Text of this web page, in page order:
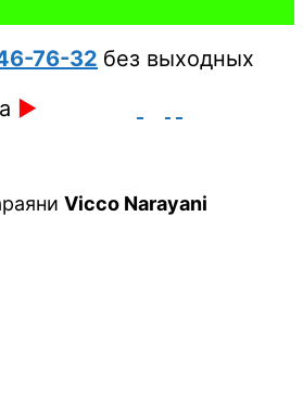
76-32 без выходных
►
Vicco Narayani